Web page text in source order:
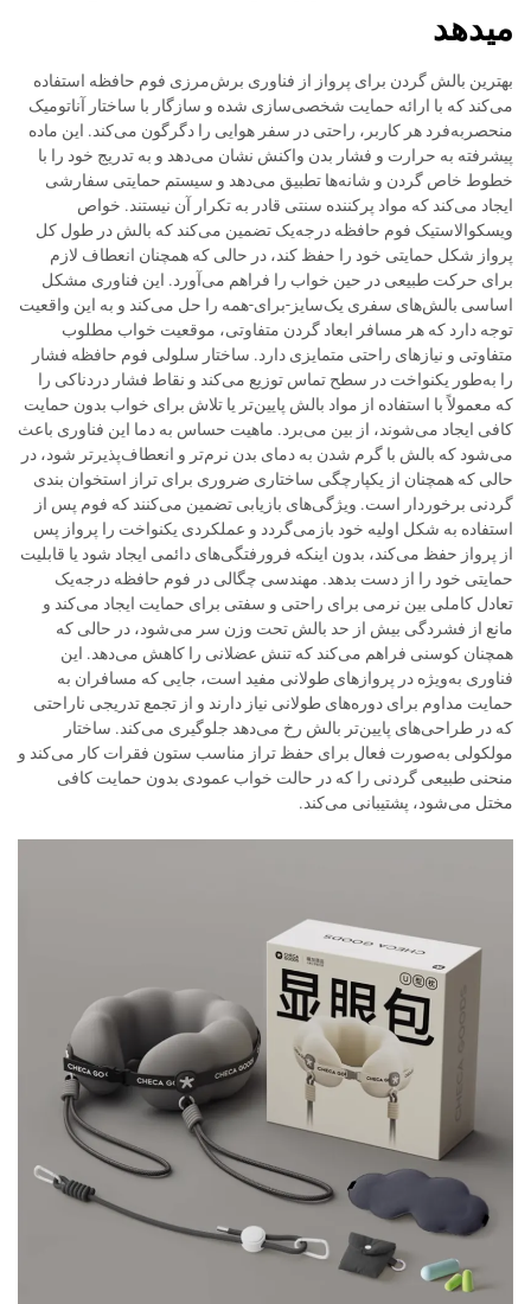
میدهد
بهترین بالش گردن برای پرواز از فناوری برش‌مرزی فوم حافظه استفاده
می‌کند که با ارائه حمایت شخصی‌سازی شده و سازگار با ساختار آناتومیک
منحصربه‌فرد هر کاربر، راحتی در سفر هوایی را دگرگون می‌کند. این ماده
پیشرفته به حرارت و فشار بدن واکنش نشان می‌دهد و به تدریج خود را با
خطوط خاص گردن و شانه‌ها تطبیق می‌دهد و سیستم حمایتی سفارشی
ایجاد می‌کند که مواد پرکننده سنتی قادر به تکرار آن نیستند. خواص
ویسکوالاستیک فوم حافظه درجه‌یک تضمین می‌کند که بالش در طول کل
پرواز شکل حمایتی خود را حفظ کند، در حالی که همچنان انعطاف لازم
برای حرکت طبیعی در حین خواب را فراهم می‌آورد. این فناوری مشکل
اساسی بالش‌های سفری یک‌سایز-برای-همه را حل می‌کند و به این واقعیت
توجه دارد که هر مسافر ابعاد گردن متفاوتی، موقعیت خواب مطلوب
متفاوتی و نیازهای راحتی متمایزی دارد. ساختار سلولی فوم حافظه فشار
را به‌طور یکنواخت در سطح تماس توزیع می‌کند و نقاط فشار دردناکی را
که معمولاً با استفاده از مواد بالش پایین‌تر یا تلاش برای خواب بدون حمایت
کافی ایجاد می‌شوند، از بین می‌برد. ماهیت حساس به دما این فناوری باعث
می‌شود که بالش با گرم شدن به دمای بدن نرم‌تر و انعطاف‌پذیرتر شود، در
حالی که همچنان از یکپارچگی ساختاری ضروری برای تراز استخوان بندی
گردنی برخوردار است. ویژگی‌های بازیابی تضمین می‌کنند که فوم پس از
استفاده به شکل اولیه خود بازمی‌گردد و عملکردی یکنواخت را پرواز پس
از پرواز حفظ می‌کند، بدون اینکه فرورفتگی‌های دائمی ایجاد شود یا قابلیت
حمایتی خود را از دست بدهد. مهندسی چگالی در فوم حافظه درجه‌یک
تعادل کاملی بین نرمی برای راحتی و سفتی برای حمایت ایجاد می‌کند و
مانع از فشردگی بیش از حد بالش تحت وزن سر می‌شود، در حالی که
همچنان کوسنی فراهم می‌کند که تنش عضلانی را کاهش می‌دهد. این
فناوری به‌ویژه در پروازهای طولانی مفید است، جایی که مسافران به
حمایت مداوم برای دوره‌های طولانی نیاز دارند و از تجمع تدریجی ناراحتی
که در طراحی‌های پایین‌تر بالش رخ می‌دهد جلوگیری می‌کند. ساختار
مولکولی به‌صورت فعال برای حفظ تراز مناسب ستون فقرات کار می‌کند و
منحنی طبیعی گردنی را که در حالت خواب عمودی بدون حمایت کافی
مختل می‌شود، پشتیبانی می‌کند.